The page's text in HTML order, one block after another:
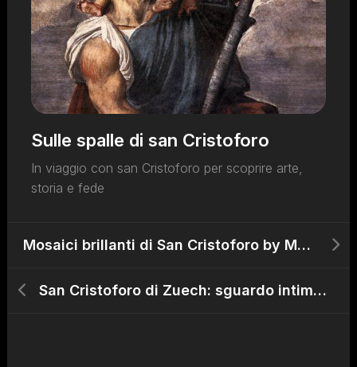
Sulle spalle di san Cristoforo
In viaggio con san Cristoforo per scoprire arte,
storia e fede
Mosaici brillanti di San Cristoforo by Matilde Festa Piacentini (1934)
San Cristoforo di Zuech: sguardo intimo e magniloquenza fascista